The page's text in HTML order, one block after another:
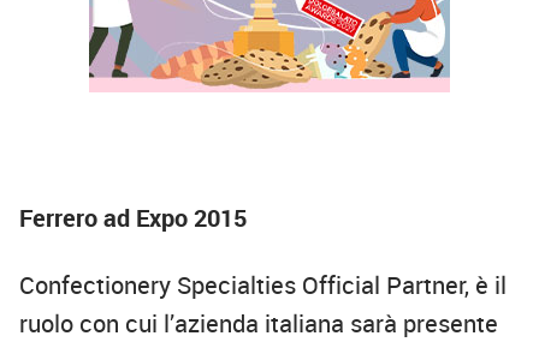
Ferrero ad Expo 2015
Confectionery Specialties Official Partner, è il
ruolo con cui l’azienda italiana sarà presente